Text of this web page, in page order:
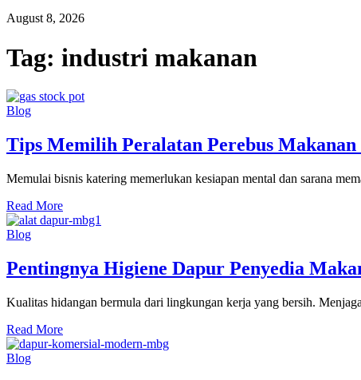
August 8, 2026
Tag: industri makanan
Blog
Tips Memilih Peralatan Perebus
Memulai bisnis katering memerlukan kesiapan mental dan sarana
Read More
Blog
Pentingnya Higiene Dapur Penyedia
Kualitas hidangan bermula dari lingkungan kerja yang bersih.
Read More
Blog